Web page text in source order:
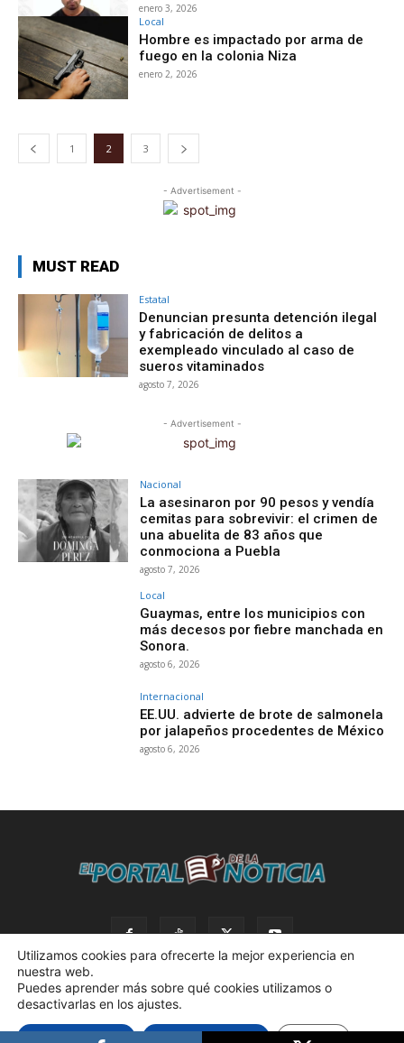
enero 3, 2026
Local
Hombre es impactado por arma de
fuego en la colonia Niza
enero 2, 2026
1 2 3
- Advertisement -
MUST READ
Estatal
Denuncian presunta detención ilegal
y fabricación de delitos a
exempleado vinculado al caso de
sueros vitaminados
agosto 7, 2026
- Advertisement -
Nacional
La asesinaron por 90 pesos y vendía
cemitas para sobrevivir: el crimen de
una abuelita de 83 años que
conmociona a Puebla
agosto 7, 2026
Local
Guaymas, entre los municipios con
más decesos por fiebre manchada en
Sonora.
agosto 6, 2026
Internacional
EE.UU. advierte de brote de salmonela
por jalapeños procedentes de México
agosto 6, 2026
© 2023 El Portal de la Noticia. Todos los derechos reservados. |
Utilizamos cookies para ofrecerte la mejor experiencia en
nuestra web.
Puedes aprender más sobre qué cookies utilizamos o
desactivarlas en los ajustes.
Aceptar cookies Ajustes